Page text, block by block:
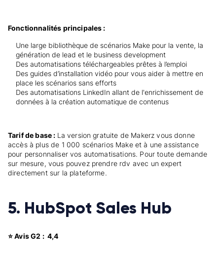
Fonctionnalités principales :
Une large bibliothèque de scénarios Make pour la vente, la
génération de lead et le business development
Des automatisations téléchargeables prêtes à l’emploi
Des guides d’installation vidéo pour vous aider à mettre en
place les scénarios sans efforts
Des automatisations LinkedIn allant de l'enrichissement de
données à la création automatique de contenus
Tarif de base : La version gratuite de Makerz vous donne
accès à plus de 1 000 scénarios Make et à une assistance
pour personnaliser vos automatisations. Pour toute demande
sur mesure, vous pouvez prendre rdv avec un expert
directement sur la plateforme.
5. HubSpot Sales Hub
⭐ Avis G2 : 4,4